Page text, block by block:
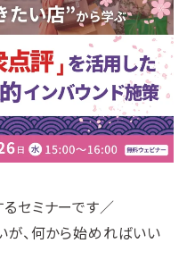
セミナーです／
、何から始めればいい